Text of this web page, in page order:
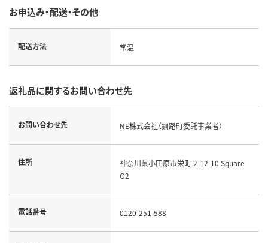
お申込み・配送・その他
配送方法 常温
返礼品に関するお問い合わせ先
お問い合わせ先 NE株式会社（釧路町委託事業者）
住所
神奈川県小田原市栄町 2-12-10 Square
O2
電話番号 0120-251-588